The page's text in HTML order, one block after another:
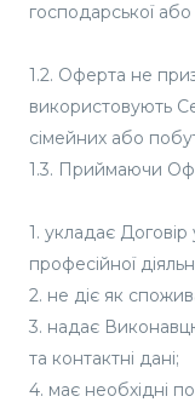
господарської або
1.2. Оферта не
використовують
сімейних або
1.3. Приймаючи
1. укладає
професійної
2. не діє як
3. надає
та контактні дані;
4. має необхідні